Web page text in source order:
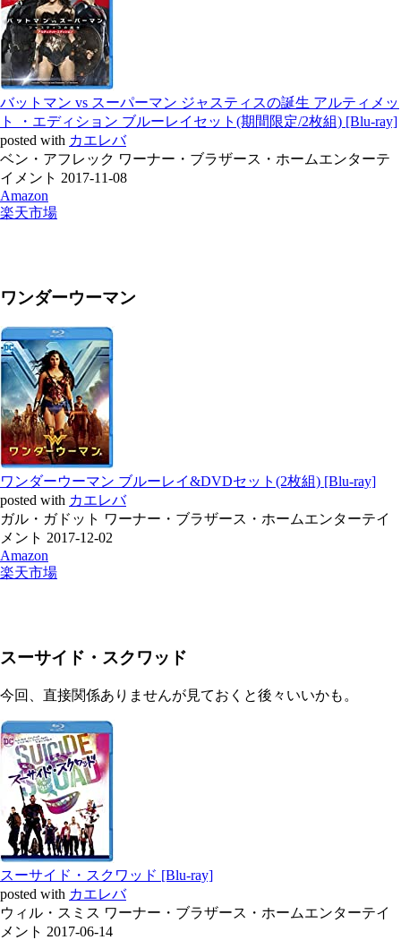
バットマン vs スーパーマン ジャスティスの誕生 アルティメッ
ト ・エディション ブルーレイセット(期間限定/2枚組) [Blu-ray]
posted with カエレバ
ベン・アフレック ワーナー・ブラザース・ホームエンターテ
イメント 2017-11-08
Amazon
楽天市場
ワンダーウーマン
ワンダーウーマン ブルーレイ&DVDセット(2枚組) [Blu-ray]
posted with カエレバ
ガル・ガドット ワーナー・ブラザース・ホームエンターテイ
メント 2017-12-02
Amazon
楽天市場
スーサイド・スクワッド
今回、直接関係ありませんが見ておくと後々いいかも。
スーサイド・スクワッド [Blu-ray]
posted with カエレバ
ウィル・スミス ワーナー・ブラザース・ホームエンターテイ
メント 2017-06-14